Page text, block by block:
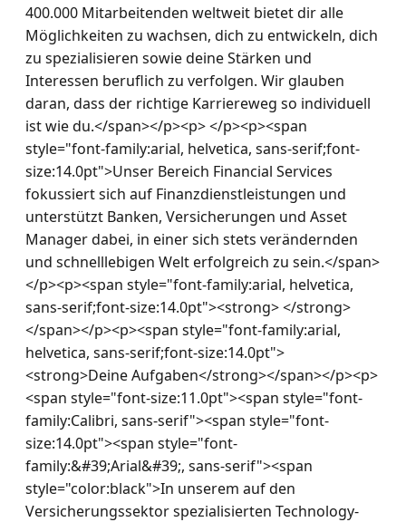
400.000 Mitarbeitenden weltweit bietet dir alle
Möglichkeiten zu wachsen, dich zu entwickeln, dich
zu spezialisieren sowie deine Stärken und
Interessen beruflich zu verfolgen. Wir glauben
daran, dass der richtige Karriereweg so individuell
ist wie du.</span></p><p> </p><p><span
style="font-family:arial, helvetica, sans-serif;font-
size:14.0pt">Unser Bereich Financial Services
fokussiert sich auf Finanzdienstleistungen und
unterstützt Banken, Versicherungen und Asset
Manager dabei, in einer sich stets verändernden
und schnelllebigen Welt erfolgreich zu sein.</span>
</p><p><span style="font-family:arial, helvetica,
sans-serif;font-size:14.0pt"><strong> </strong>
</span></p><p><span style="font-family:arial,
helvetica, sans-serif;font-size:14.0pt">
<strong>Deine Aufgaben</strong></span></p><p>
<span style="font-size:11.0pt"><span style="font-
family:Calibri, sans-serif"><span style="font-
size:14.0pt"><span style="font-
family:&#39;Arial&#39;, sans-serif"><span
style="color:black">In unserem auf den
Versicherungssektor spezialisierten Technology-